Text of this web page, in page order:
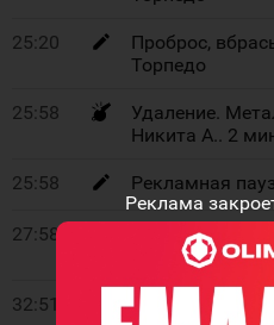
Реклама
25:20
Проброс,
Торпедо
25:58
Удаление.
Никита А.. 2
25:58 Рекламная
27:58
Команда
составе
32:51
Проброс,